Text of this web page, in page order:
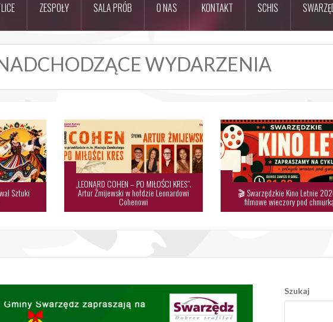
ZESPOŁY SALA PRÓB O NAS KONTAKT SCHIS
WYDARZENIA
Sztuki
„LEONARD COHEN – PO MIŁOŚCI KRES”.
Artur Żmijewski w hołdzie Leonardowi
Cohenowi
🎬 Swarzędzkie Kino Letnie
filmowe wieczory pod
Szukaj